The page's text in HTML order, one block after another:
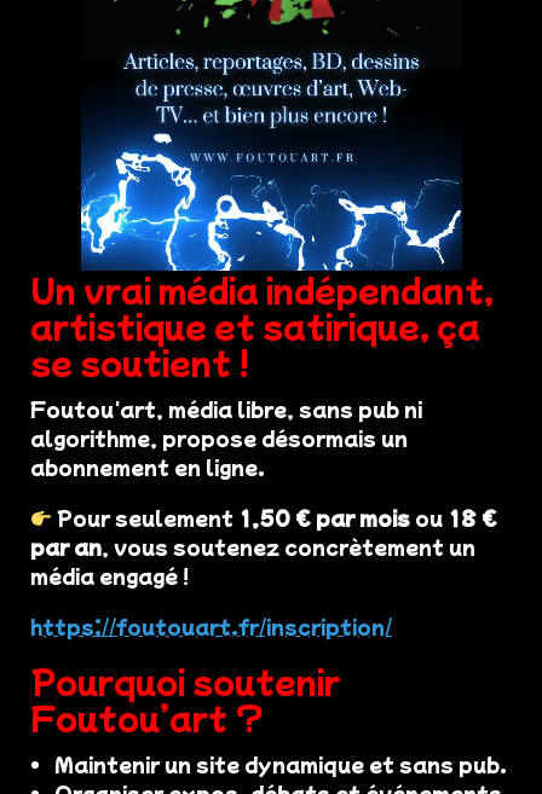
Un vrai média indépendant,
artistique et satirique, ça
se soutient !
Foutou'art, média libre, sans pub ni
algorithme, propose désormais un
abonnement en ligne.
Pour seulement 1,50 € par mois ou 18 €
par an, vous soutenez concrètement un
média engagé !
https://foutouart.fr/inscription/
Pourquoi soutenir
Foutou’art ?
Maintenir un site dynamique et sans pub.